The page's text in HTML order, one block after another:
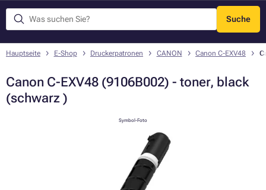
Suche
Menü
Hauptseite E-Shop Druckerpatronen CANON Canon C-EXV48
Canon C-EXV48 (9106B002) - toner, black
(schwarz )
Symbol-Foto